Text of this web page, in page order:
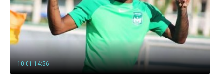
10.01 14:56